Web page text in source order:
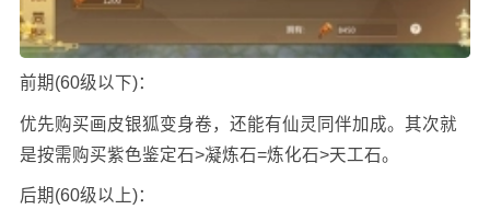
前期(60级以下)：
优先购买画皮银狐变身卷，还能有仙灵同伴加成。其次就
是按需购买紫色鉴定石>凝炼石=炼化石>天工石。
后期(60级以上)：